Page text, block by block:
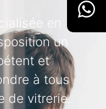
en
un
et
à tous
de vitrerie.